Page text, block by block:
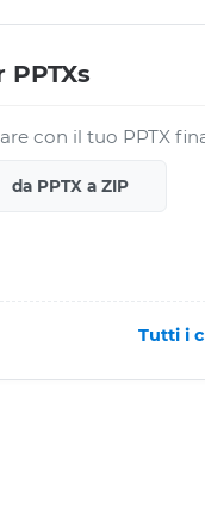
con il tuo PPTX
da PPTX a ZIP
Tutti i